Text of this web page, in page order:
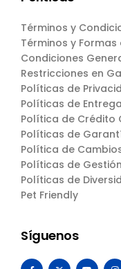
Términos y
Términos y
Condiciones
Restricciones en
Políticas de
Políticas de
Política de Crédito
Políticas de
Política de
Políticas de
Políticas de
Pet Friendly
Síguenos